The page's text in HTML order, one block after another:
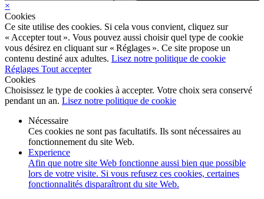
×
Cookies
Ce site utilise des cookies. Si cela vous convient, cliquez sur
« Accepter tout ». Vous pouvez aussi choisir quel type de cookie
vous désirez en cliquant sur « Réglages ». Ce site propose un
contenu destiné aux adultes. Lisez notre politique de cookie
Réglages Tout accepter
Cookies
Choisissez le type de cookies à accepter. Votre choix sera conservé
pendant un an. Lisez notre politique de cookie
Nécessaire
Ces cookies ne sont pas facultatifs. Ils sont nécessaires au
fonctionnement du site Web.
Experience
Afin que notre site Web fonctionne aussi bien que possible
lors de votre visite. Si vous refusez ces cookies, certaines
fonctionnalités disparaîtront du site Web.